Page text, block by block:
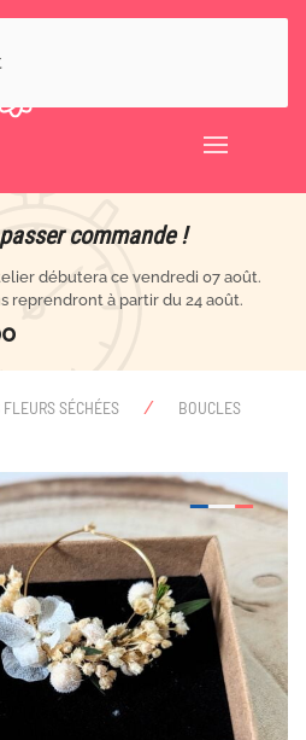
commande !
débutera ce vendredi 07 août.
reprendront à partir du 24 août.
0
FLEURS SÉCHÉES
BOUCLES